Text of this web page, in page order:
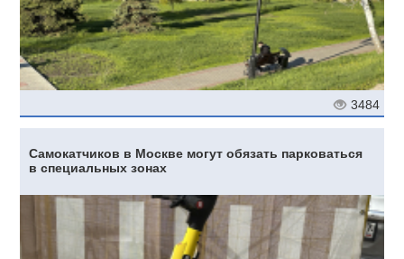
3484
Самокатчиков в Москве могут обязать парковаться
в специальных зонах